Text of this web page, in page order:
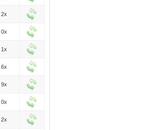
2x
0x
1x
6x
9x
0x
2x